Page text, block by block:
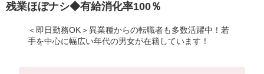
残業ほぼナシ◆有給消化率100％
＜即日勤務OK＞異業種からの転職者も多数活躍中！若
手を中心に幅広い年代の男女が在籍しています！